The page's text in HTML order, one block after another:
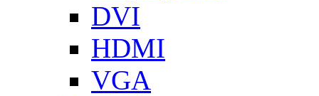
DVI
HDMI
VGA